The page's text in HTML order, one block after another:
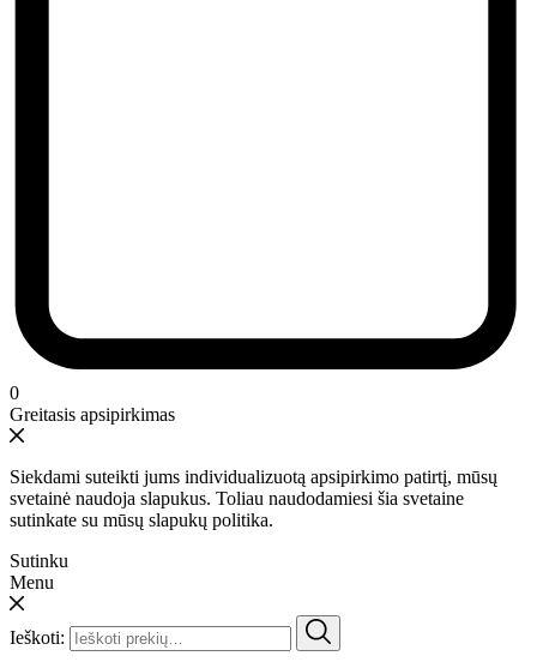
0
Greitasis apsipirkimas
Siekdami suteikti jums individualizuotą apsipirkimo patirtį, mūsų
svetainė naudoja slapukus. Toliau naudodamiesi šia svetaine
sutinkate su mūsų slapukų politika.
Sutinku
Menu
Ieškoti: